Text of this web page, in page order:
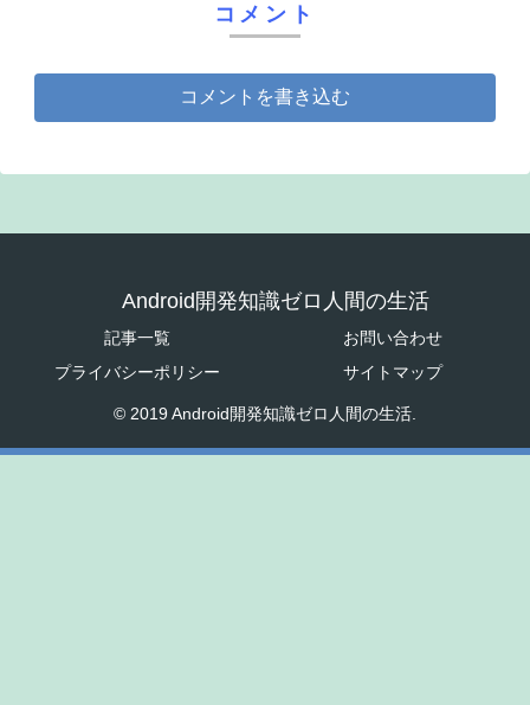
コメント
コメントを書き込む
Android開発知識ゼロ人間の生活
記事一覧
お問い合わせ
プライバシーポリシー
サイトマップ
© 2019 Android開発知識ゼロ人間の生活.